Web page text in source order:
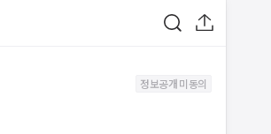
정보공개 미동의